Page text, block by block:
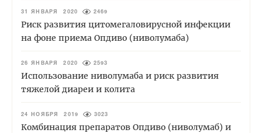
31 ЯНВАРЯ 2020 2469
Риск развития цитомегаловирусной инфекции
на фоне приема Опдиво (ниволумаба)
26 ЯНВАРЯ 2020 2593
Использование ниволумаба и риск развития
тяжелой диареи и колита
24 НОЯБРЯ 2019 3023
Комбинация препаратов Опдиво (ниволумаб) и